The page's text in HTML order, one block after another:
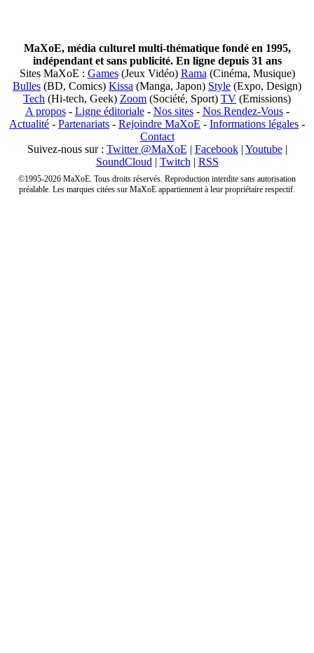
MaXoE, média culturel multi-thématique fondé en 1995,
indépendant et sans publicité. En ligne depuis 31 ans
Sites MaXoE : Games(Jeux Vidéo) Rama(Cinéma, Musique)
Bulles (BD, Comics) Kissa (Manga, Japon) Style (Expo, Design)
Tech (Hi-tech, Geek) Zoom (Société, Sport) TV (Emissions)
A propos- Ligne éditoriale- Nos sites- Nos Rendez-Vous-
Actualité - Partenariats - Rejoindre MaXoE - Informations légales -
Contact
Suivez-nous sur : Twitter @MaXoE | Facebook| Youtube|
SoundCloud| Twitch| RSS
©1995-2026 MaXoE. Tous droits réservés. Reproduction interdite sans autorisation
préalable. Les marques citées sur MaXoE appartiennent à leur propriétaire respectif.